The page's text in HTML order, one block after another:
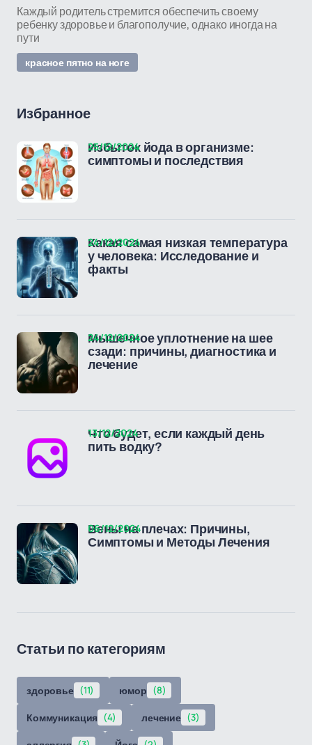
Каждый родитель стремится обеспечить своему
ребенку здоровье и благополучие, однако иногда на
пути
красное пятно на ноге
Избранное
Избыток йода в организме:
симптомы и последствия
25/12/2024
Какая самая низкая температура
у человека: Исследование и
факты
24/12/2024
Мышечное уплотнение на шее
сзади: причины, диагностика и
лечение
24/12/2024
Что будет, если каждый день
пить водку?
13/12/2024
Вены на плечах: Причины,
Симптомы и Методы Лечения
06/12/2024
Статьи по категориям
здоровье (11) юмор (8)
Коммуникация (4) лечение (3)